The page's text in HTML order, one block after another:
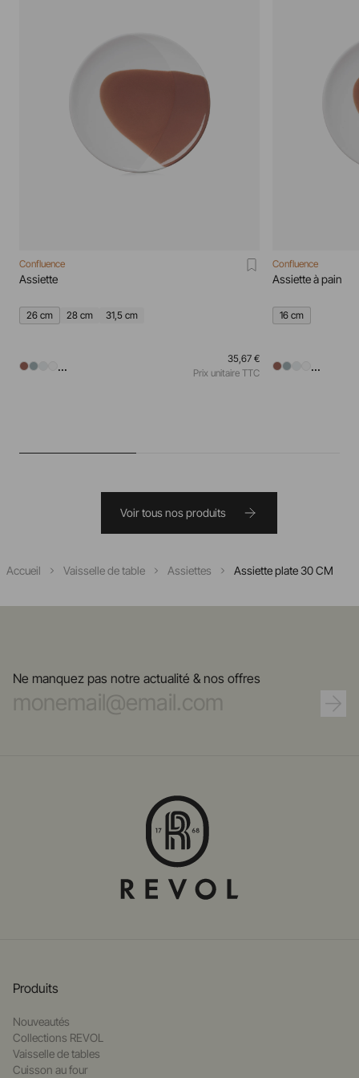
Confluence
Assiette
26 cm 28 cm 31,5 cm
...
35,67 €
Prix unitaire TTC
Confluence
Assiette à pain
16 cm
...
Voir tous nos produits
Accueil Vaisselle de table Assiettes Assiette plate 30 CM
Ne manquez pas notre actualité & nos offres
Produits
Nouveautés
Collections REVOL
Vaisselle de tables
Cuisson au four